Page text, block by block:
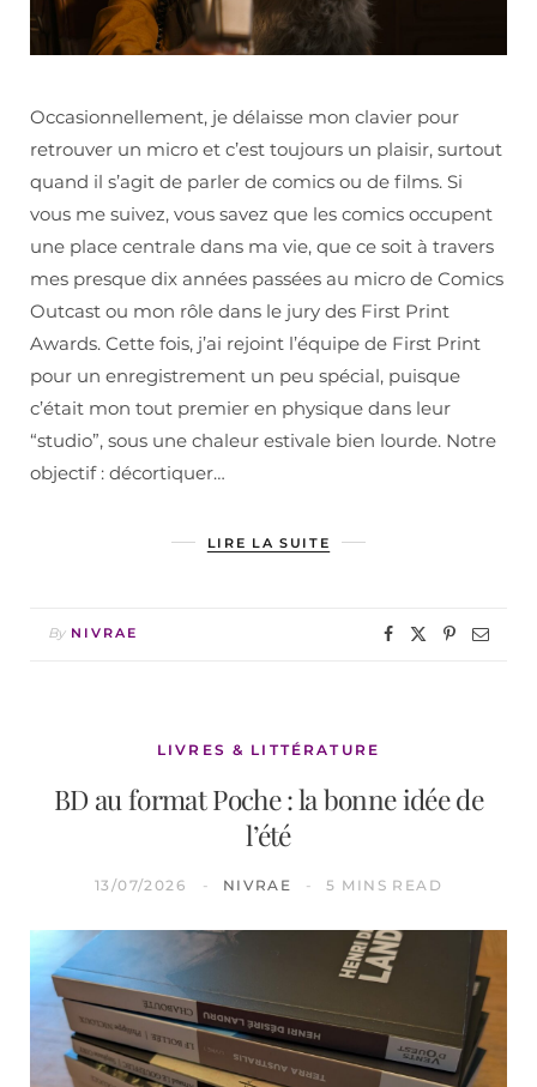
Occasionnellement, je délaisse mon clavier pour
retrouver un micro et c’est toujours un plaisir, surtout
quand il s’agit de parler de comics ou de films. Si
vous me suivez, vous savez que les comics occupent
une place centrale dans ma vie, que ce soit à travers
mes presque dix années passées au micro de Comics
Outcast ou mon rôle dans le jury des First Print
Awards. Cette fois, j’ai rejoint l’équipe de First Print
pour un enregistrement un peu spécial, puisque
c’était mon tout premier en physique dans leur
“studio”, sous une chaleur estivale bien lourde. Notre
objectif : décortiquer…
LIRE LA SUITE
By NIVRAE
LIVRES & LITTÉRATURE
BD au format Poche : la bonne idée de
l’été
13/07/2026 NIVRAE 5 MINS READ